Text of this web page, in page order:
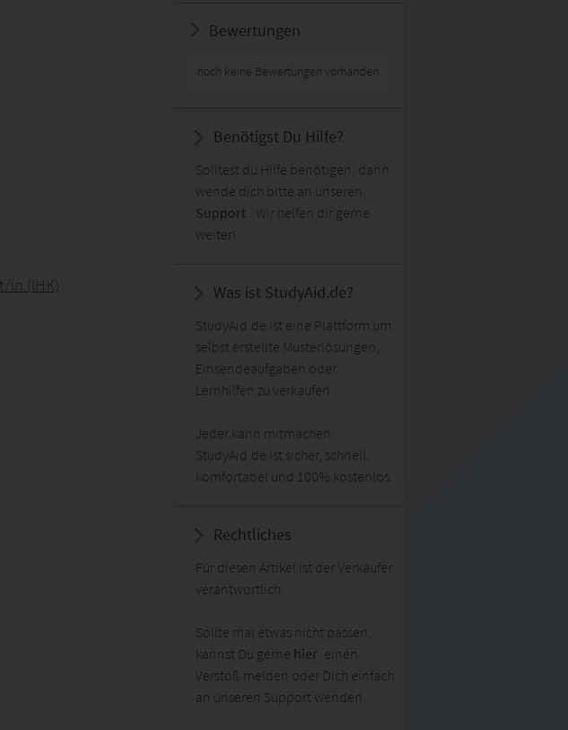
(IHK)
Bewertungen
noch keine Bewertungen vorhanden
Benötigst Du Hilfe?
Solltest du Hilfe benötigen, dann
wende dich bitte an unseren
Support . Wir helfen dir gerne
weiter!
Was ist StudyAid.de?
StudyAid.de ist eine Plattform um
selbst erstellte Musterlösungen,
Einsendeaufgaben oder
Lernhilfen zu verkaufen.
Jeder kann mitmachen.
StudyAid.de ist sicher, schnell,
komfortabel und 100% kostenlos.
Rechtliches
Für diesen Artikel ist der Verkäufer
verantwortlich.
Sollte mal etwas nicht passen,
kannst Du gerne hier einen
Verstoß melden oder Dich einfach
an unseren Support wenden.